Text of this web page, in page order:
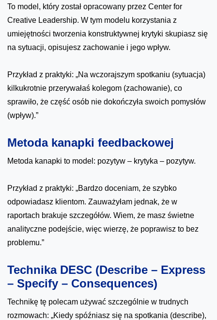
To model, który został opracowany przez Center for
Creative Leadership. W tym modelu korzystania z
umiejętności tworzenia konstruktywnej krytyki skupiasz się
na sytuacji, opisujesz zachowanie i jego wpływ.
Przykład z praktyki: „Na wczorajszym spotkaniu (sytuacja)
kilkukrotnie przerywałaś kolegom (zachowanie), co
sprawiło, że część osób nie dokończyła swoich pomysłów
(wpływ).”
Metoda kanapki feedbackowej
Metoda kanapki to model: pozytyw – krytyka – pozytyw.
Przykład z praktyki: „Bardzo doceniam, że szybko
odpowiadasz klientom. Zauważyłam jednak, że w
raportach brakuje szczegółów. Wiem, że masz świetne
analityczne podejście, więc wierzę, że poprawisz to bez
problemu.”
Technika DESC (Describe – Express
– Specify – Consequences)
Technikę tę polecam używać szczególnie w trudnych
rozmowach: „Kiedy spóźniasz się na spotkania (describe),